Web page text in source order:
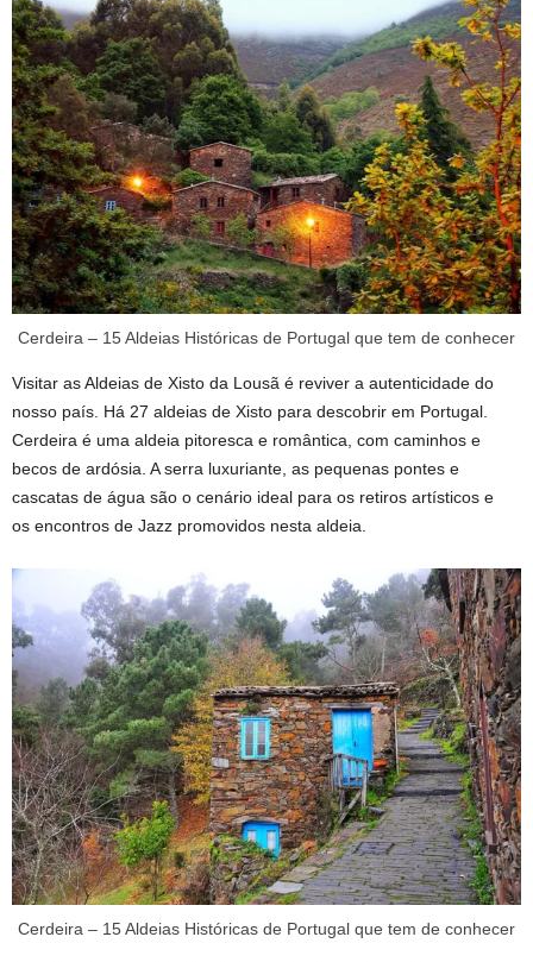
Cerdeira – 15 Aldeias Históricas de Portugal que tem de conhecer
Visitar as Aldeias de Xisto da Lousã é reviver a autenticidade do
nosso país. Há 27 aldeias de Xisto para descobrir em Portugal.
Cerdeira é uma aldeia pitoresca e romântica, com caminhos e
becos de ardósia. A serra luxuriante, as pequenas pontes e
cascatas de água são o cenário ideal para os retiros artísticos e
os encontros de Jazz promovidos nesta aldeia.
Cerdeira – 15 Aldeias Históricas de Portugal que tem de conhecer